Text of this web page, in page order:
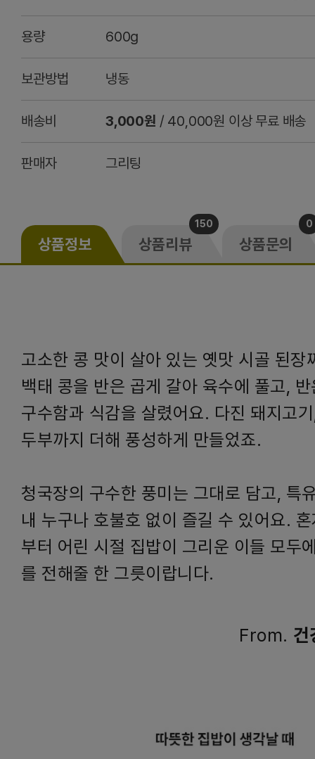
용량 600g
보관방법 냉동
배송비 3,000원 / 40,000원 이상 무료 배송
판매자 그리팅
상품정보 상품리뷰
150
상품문의
0
고소한 콩 맛이 살아 있는 옛맛 시골 된장
백태 콩을 반은 곱게 갈아 육수에 풀고,
구수함과 식감을 살렸어요. 다진 돼지고
두부까지 더해 풍성하게 만들었죠.
청국장의 구수한 풍미는 그대로 담고, 특
내 누구나 호불호 없이 즐길 수 있어요.
부터 어린 시절 집밥이 그리운 이들 모두
를 전해줄 한 그릇이랍니다.
From. 건